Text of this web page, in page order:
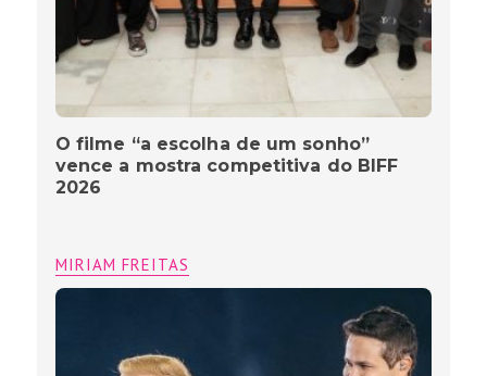
O filme “a escolha de um sonho”
vence a mostra competitiva do BIFF
2026
MIRIAM FREITAS